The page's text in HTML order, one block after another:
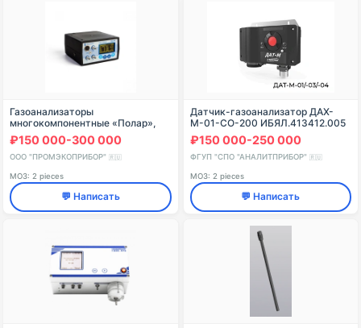
Газоанализаторы
многокомпонентные «Полар»,
модели «Полар Универсал»,
модификации «Полар Универсал
Ex T»
₽150 000-300 000
ООО "ПРОМЭКОПРИБОР" 🇷🇺
МОЗ: 2 pieces
💬 Написать
Датчик-газоанализатор ДАХ-
М-01-CO-200 ИБЯЛ.413412.005
₽150 000-250 000
ФГУП "СПО "АНАЛИТПРИБОР" 🇷🇺
МОЗ: 2 pieces
💬 Написать